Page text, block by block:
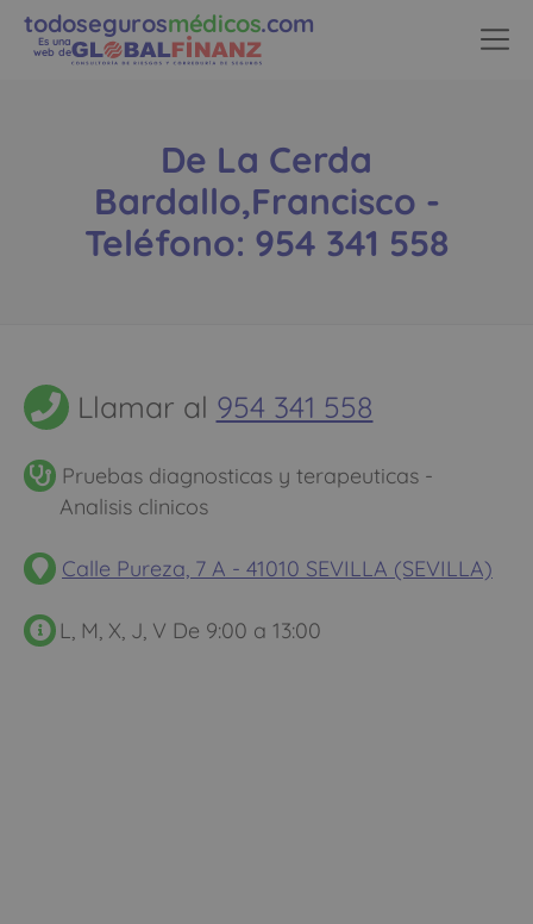
todosegurosmédicos.com
Es una
web de
De La Cerda
Bardallo,Francisco -
Teléfono: 954 341 558
Llamar al 954 341 558
Pruebas diagnosticas y terapeuticas -
Analisis clinicos
Calle Pureza, 7 A - 41010 SEVILLA (SEVILLA)
L, M, X, J, V De 9:00 a 13:00